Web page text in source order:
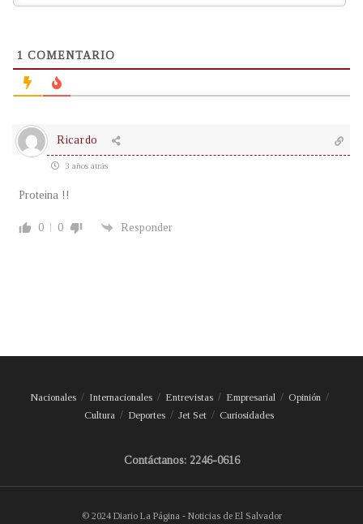
1 COMENTARIO
Ricardo
3 años atrás
Proteina !!
0 0 Responder
Nacionales Internacionales Entrevistas Empresarial
Opinión
Cultura
Deportes Jet Set Curiosidades
Contáctanos: 2246-0616
© 2024 Diario La Página - Noticias de El Salvador